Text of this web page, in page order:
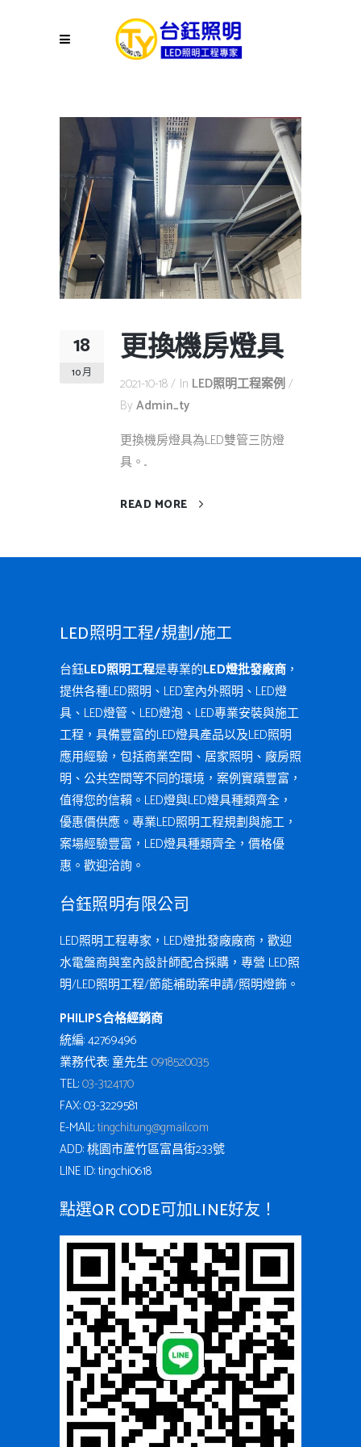
18
10 月
更換機房燈具
2021-10-18 In LED照明工程案例
By Admin_ty
更換機房燈具為LED雙管三防燈
具。...
READ MORE
LED照明工程/規劃/施工
台鈺LED照明工程是專業的LED燈批發廠商 ，
提供各種LED照明、LED室內外照明、LED燈
具、LED燈管、LED燈泡、LED專業安裝與施工
工程，具備豐富的LED燈具產品以及LED照明
應用經驗，包括商業空間、居家照明、廠房照
明、公共空間等不同的環境，案例實蹟豐富，
值得您的信賴。LED燈與LED燈具種類齊全，
優惠價供應。專業LED照明工程規劃與施工，
案場經驗豐富，LED燈具種類齊全，價格優
惠。歡迎洽詢。
台鈺照明有限公司
LED照明工程專家，LED燈批發廠廠商，歡迎
水電盤商與室內設計師配合採購，專營 LED照
明/LED照明工程/節能補助案申請/照明燈飾。
PHILIPS合格經銷商
統編: 42769496
業務代表: 童先生0918520035
TEL:03-3124170
FAX: 03-3229581
E-MAIL:tingchi.tung@gmail.com
ADD: 桃園市蘆竹區富昌街233號
LINE ID: tingchi0618
點選QR CODE可加LINE好友！